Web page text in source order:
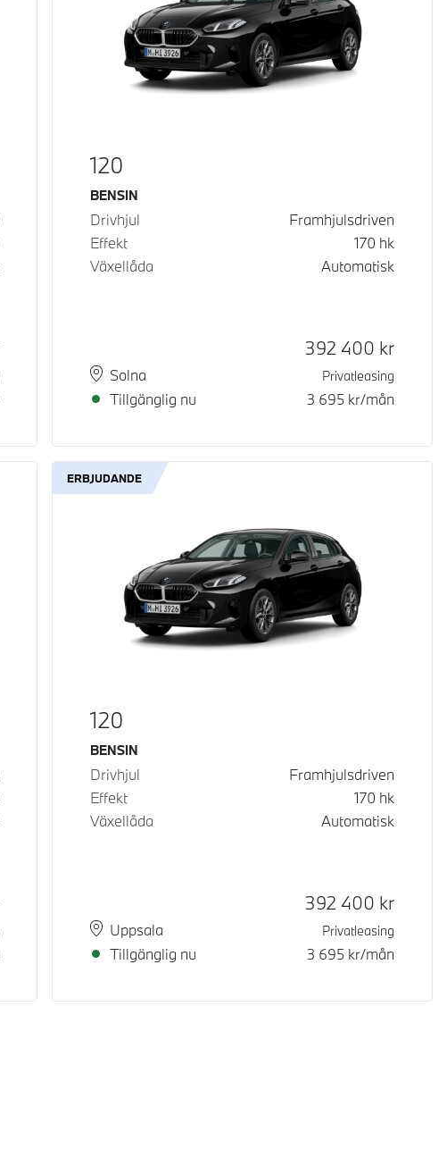
120
Bränsle
BENSIN
Drivhjul
Framhjulsdriven
Effekt
170 hk
Växellåda
Automatisk
PlatsSolna
Leveranstid
Tillgänglig nu
Kontantpris
392 400 kr
Privatleasing
3 695 kr/mån
ERBJUDANDE
120
Bränsle
BENSIN
Drivhjul
Framhjulsdriven
Effekt
170 hk
Växellåda
Automatisk
PlatsUppsala
Leveranstid
Tillgänglig nu
Kontantpris
392 400 kr
Privatleasing
3 695 kr/mån